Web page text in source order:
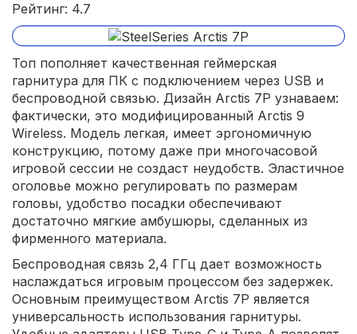
Рейтинг: 4.7
Топ пополняет качественная геймерская
гарнитура для ПК с подключением через USB и
беспроводной связью. Дизайн Arctis 7P узнаваем:
фактически, это модифицированный Arctis 9
Wireless. Модель легкая, имеет эргономичную
конструкцию, потому даже при многочасовой
игровой сессии не создаст неудобств. Эластичное
оголовье можно регулировать по размерам
головы, удобство посадки обеспечивают
достаточно мягкие амбушюры, сделанных из
фирменного материала.
Беспроводная связь 2,4 ГГц дает возможность
наслаждаться игровым процессом без задержек.
Основным преимуществом Arctis 7P является
универсальность использования гарнитуры.